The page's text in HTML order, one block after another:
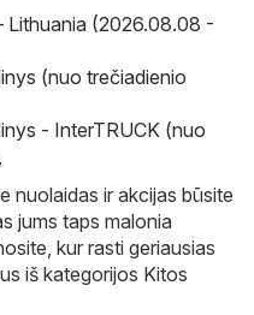
Lithuania (2026.08.08 -
(nuo trečiadienio
- InterTRUCK (nuo
,
nuolaidas ir akcijas būsite
jums taps malonia
kur rasti geriausias
iš kategorijos Kitos